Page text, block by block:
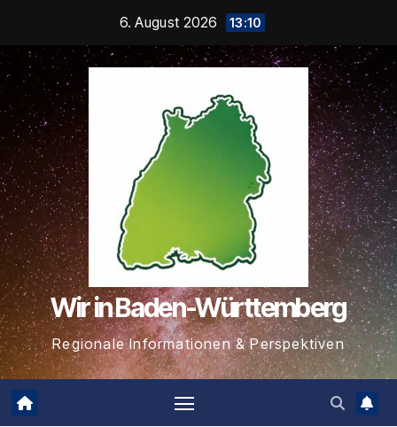
springen
6. August 2026 13:10
Wir in Baden-Württemberg
Regionale Informationen & Perspektiven